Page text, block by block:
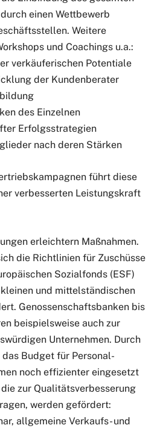
einen Wettbewerb
Weitere
und Coachings u.a.:
verkäuferischen Potentiale
der Kundenberater
des Einzelnen
Erfolgsstrategien
nach deren Stärken
führt diese
verbesserten Leistungskraft
erleichtern Maßnahmen.
die Richtlinien für Zuschüsse
Sozialfonds (ESF)
und mittelständischen
Genossenschaftsbanken bis
beispielsweise auch zur
Unternehmen. Durch
Budget für Personal-
noch effizienter eingesetzt
zur Qualitätsverbesserung
werden gefördert:
allgemeine Verkaufs- und